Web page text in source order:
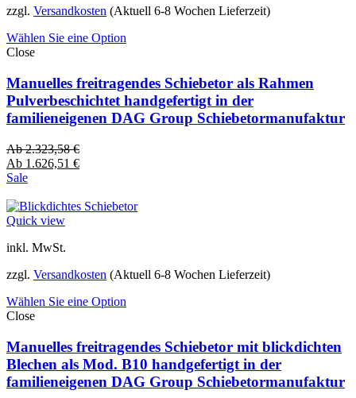
zzgl. Versandkosten (Aktuell 6-8 Wochen Lieferzeit)
Wählen Sie eine Option
Close
Manuelles freitragendes Schiebetor als Rahmen
Pulverbeschichtet handgefertigt in der
familieneigenen DAG Group Schiebetormanufaktur
Ab2.323,58€
Ab 1.626,51 €
Sale
Quick view
inkl. MwSt.
zzgl. Versandkosten (Aktuell 6-8 Wochen Lieferzeit)
Wählen Sie eine Option
Close
Manuelles freitragendes Schiebetor mit blickdichten
Blechen als Mod. B10 handgefertigt in der
familieneigenen DAG Group Schiebetormanufaktur